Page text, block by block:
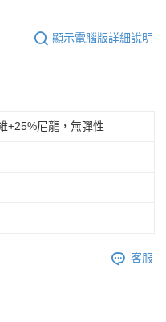
顯示電腦版詳細說明
+25%尼龍，無彈性
客服